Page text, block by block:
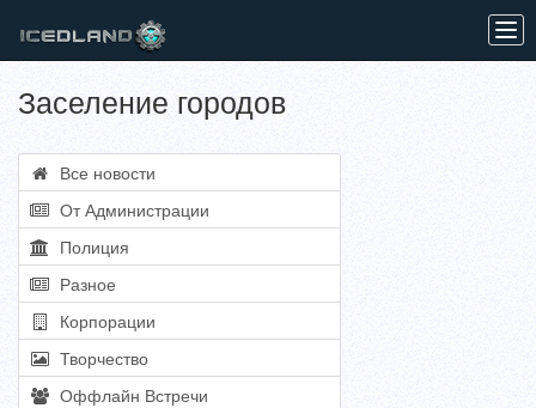
Заселение городов
Все новости
От Администрации
Полиция
Разное
Корпорации
Творчество
Оффлайн Встречи